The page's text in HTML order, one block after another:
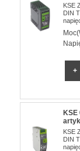
KSE
DIN
KSE
KSE
DIN